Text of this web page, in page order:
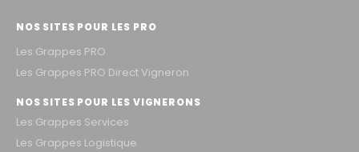
NOS SITES POUR LES PRO
Les Grappes PRO
Les Grappes PRO Direct Vigneron
NOS SITES POUR LES VIGNERONS
Les Grappes Services
Les Grappes Logistique